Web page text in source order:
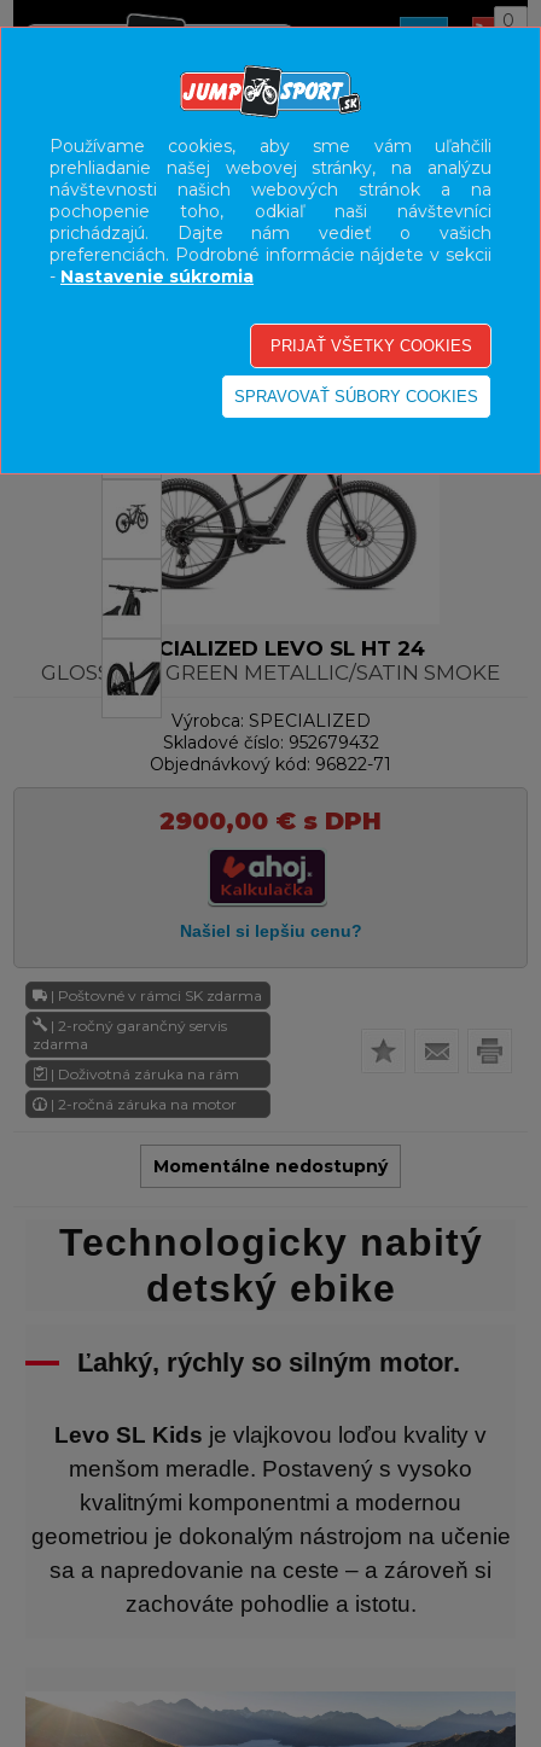
0
E-BIKE HORSKÉ HARDTAIL, PEVNÉ
UŽÍVATEĽSKÝ PANEL
KATEGÓRIE
VÝPREDAJ - VŠETKO
SPECIALIZED LEVO SL HT 24
GLOSS OAK GREEN METALLIC/SATIN SMOKE
Výrobca: SPECIALIZED
Skladové číslo: 952679432
Objednávkový kód: 96822-71
2900,00 € s DPH
| Poštovné v rámci SK zdarma
| 2-ročný garančný servis
zdarma
| Doživotná záruka na rám
| 2-ročná záruka na motor
Momentálne nedostupný
Technologicky nabitý
detský ebike
Ľahký, rýchly so silným motor.
Levo SL Kids je vlajkovou loďou kvality v
menšom meradle. Postavený s vysoko
kvalitnými komponentmi a modernou
geometriou je dokonalým nástrojom na učenie
sa a napredovanie na ceste – a zároveň si
zachováte pohodlie a istotu.
Používame cookies, aby sme vám uľahčili
prehliadanie našej webovej stránky, na analýzu
návštevnosti našich webových stránok a na
pochopenie toho, odkiaľ naši návštevníci
prichádzajú. Dajte nám vedieť o vašich
preferenciách. Podrobné informácie nájdete v sekcii
- Nastavenie súkromia